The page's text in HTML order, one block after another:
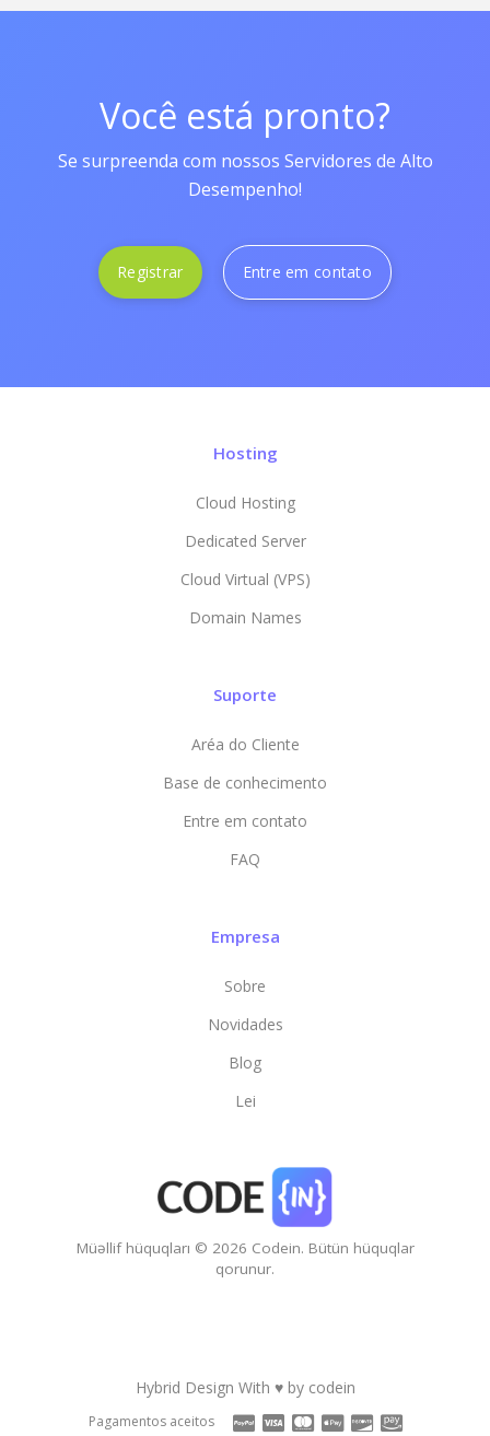
Você está pronto?
Se surpreenda com nossos Servidores de Alto
Desempenho!
Registrar Entre em contato
Hosting
Cloud Hosting
Dedicated Server
Cloud Virtual (VPS)
Domain Names
Suporte
Aréa do Cliente
Base de conhecimento
Entre em contato
FAQ
Empresa
Sobre
Novidades
Blog
Lei
Müəllif hüquqları © 2026 Codein. Bütün hüquqlar
qorunur.
Hybrid Design With ♥ by codein
Pagamentos aceitos